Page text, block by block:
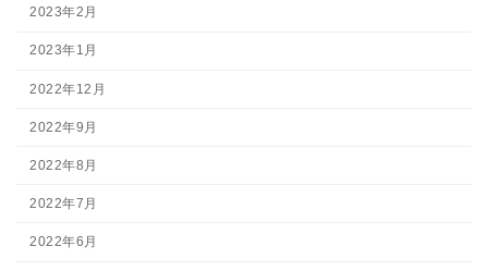
2023年2月
2023年1月
2022年12月
2022年9月
2022年8月
2022年7月
2022年6月